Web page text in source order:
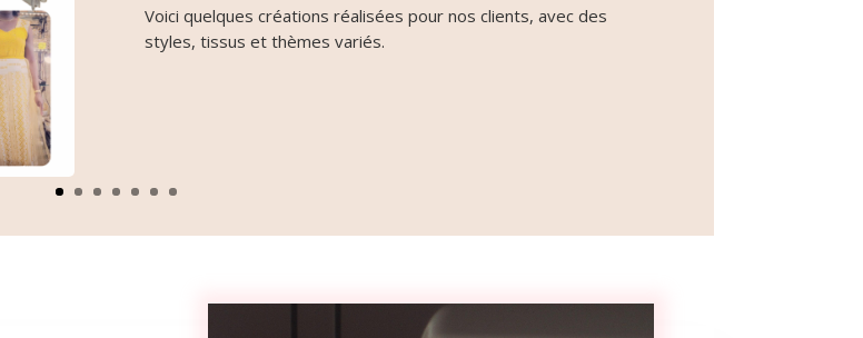
Voici quelques créations réalisées pour nos clients, avec des
styles, tissus et thèmes variés.